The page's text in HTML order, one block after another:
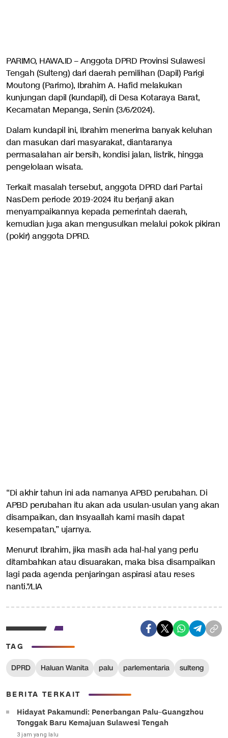
PARIMO, HAWA.ID – Anggota DPRD Provinsi Sulawesi
Tengah (Sulteng) dari daerah pemilihan (Dapil) Parigi
Moutong (Parimo), Ibrahim A. Hafid melakukan
kunjungan dapil (kundapil), di Desa Kotaraya Barat,
Kecamatan Mepanga, Senin (3/6/2024).
Dalam kundapil ini, Ibrahim menerima banyak keluhan
dan masukan dari masyarakat, diantaranya
permasalahan air bersih, kondisi jalan, listrik, hingga
pengelolaan wisata.
Terkait masalah tersebut, anggota DPRD dari Partai
NasDem periode 2019-2024 itu berjanji akan
menyampaikannya kepada pemerintah daerah,
kemudian juga akan mengusulkan melalui pokok pikiran
(pokir) anggota DPRD.
“Di akhir tahun ini ada namanya APBD perubahan. Di
APBD perubahan itu akan ada usulan-usulan yang akan
disampaikan, dan Insyaallah kami masih dapat
kesempatan,” ujarnya.
Menurut Ibrahim, jika masih ada hal-hal yang perlu
ditambahkan atau disuarakan, maka bisa disampaikan
lagi pada agenda penjaringan aspirasi atau reses
nanti.*/LIA
TAG
DPRD Haluan Wanita palu parlementaria sulteng
BERITA TERKAIT
Hidayat Pakamundi: Penerbangan Palu–Guangzhou
Tonggak Baru Kemajuan Sulawesi Tengah
3 jam yang lalu